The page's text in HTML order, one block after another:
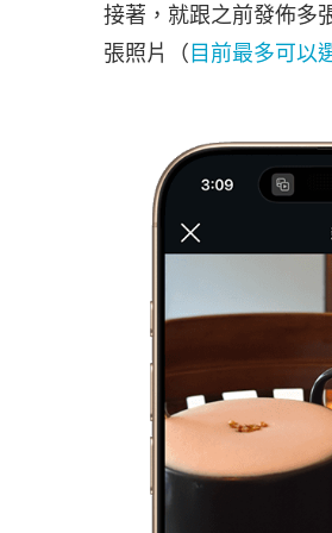
接著，就跟之前發佈多
張照片（ 目前最多可以